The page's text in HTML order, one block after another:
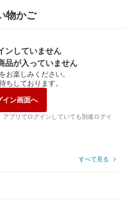
物かご
ンしていません
品が入っていません
お楽しみください。
ちしております。
イン画面へ
プリでログインしていても別途ログイ
すべて見る